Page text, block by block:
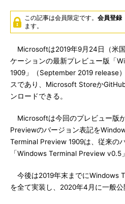
この記事は会員限定です。 会員登録
ます。
Microsoftは2019年9月24日（米
ケーションの最新プレビュー版「
1909」（September 2019 release
スであり、Microsoft Storeか
ンロードできる。
Microsoftは今回のプレビュー版
Previewのバージョン表記を
Terminal Preview 1909は、従来の
「Windows Terminal Preview v0.5
今後は2019年末までにWindows
を全て実装し、2020年4月に一般公